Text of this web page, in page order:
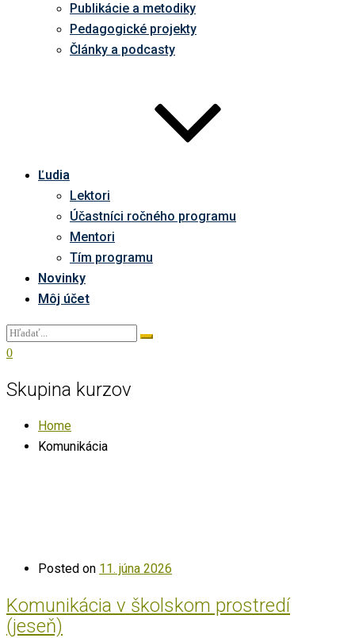
Publikácie a metodiky
Pedagogické projekty
Články a podcasty
Ľudia
Lektori
Účastníci ročného programu
Mentori
Tím programu
Novinky
Môj účet
0
Skupina kurzov
Home
Komunikácia
Posted on 11. júna 2026
Komunikácia v školskom prostredí
(jeseň)